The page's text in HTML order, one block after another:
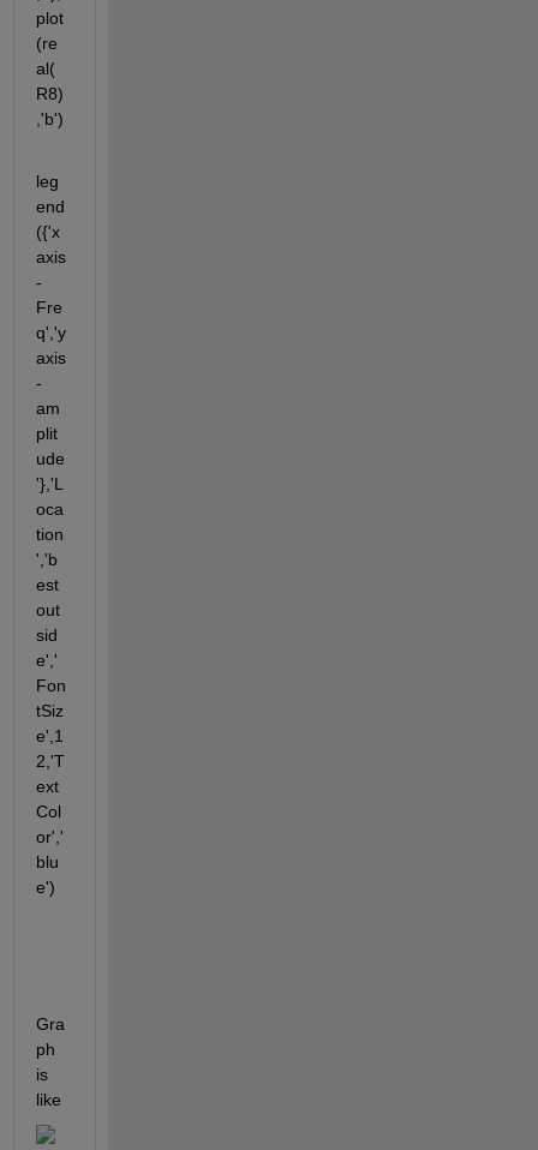
plot
(re
al(
R8)
,'b')
leg
end
({'x
axis
-
Fre
q','y
axis
-
am
plit
ude
'},'L
oca
tion
','b
est
out
sid
e','
Fon
tSiz
e',1
2,'T
ext
Col
or','
blu
e')
Gra
ph
is
like